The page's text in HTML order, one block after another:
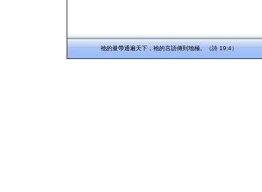
祂的量帶通遍天下，祂的言語傳到地極。（詩 19:4）